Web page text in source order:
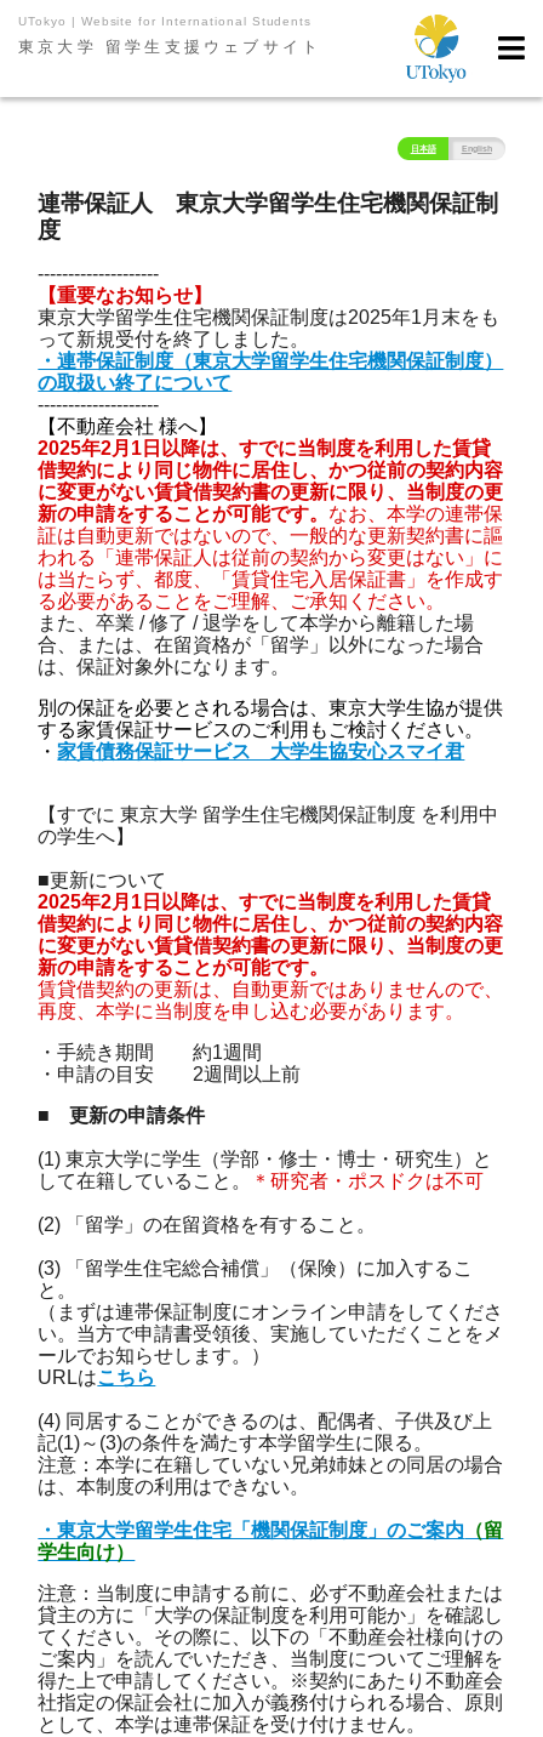
UTokyo | Website for International Students
東京大学 留学生支援ウェブサイト
日本語 English
連帯保証人 東京大学留学生住宅機関保証制
度
--------------------
【重要なお知らせ】
東京大学留学生住宅機関保証制度は2025年1月末をも
って新規受付を終了しました。
・連帯保証制度（東京大学留学生住宅機関保証制度）
の取扱い終了について
--------------------
【不動産会社 様へ】
2025年2月1日以降は、すでに当制度を利用した賃貸
借契約により同じ物件に居住し、かつ従前の契約内容
に変更がない賃貸借契約書の更新に限り、当制度の更
新の申請をすることが可能です。 なお、本学の連帯保
証は自動更新ではないので、一般的な更新契約書に謳
われる「連帯保証人は従前の契約から変更はない」に
は当たらず、都度、「賃貸住宅入居保証書」を作成す
る必要があることをご理解、ご承知ください。
また、卒業 / 修了 / 退学をして本学から離籍した場
合、または、在留資格が「留学」以外になった場合
は、保証対象外になります。
別の保証を必要とされる場合は、東京大学生協が提供
する家賃保証サービスのご利用もご検討ください。
・家賃債務保証サービス 大学生協安心スマイ君
【すでに 東京大学 留学生住宅機関保証制度 を利用中
の学生へ】
■更新について
2025年2月1日以降は、すでに当制度を利用した賃貸
借契約により同じ物件に居住し、かつ従前の契約内容
に変更がない賃貸借契約書の更新に限り、当制度の更
新の申請をすることが可能です。
賃貸借契約の更新は、自動更新ではありませんので、
再度、本学に当制度を申し込む必要があります。
・手続き期間 約1週間
・申請の目安 2週間以上前
■ 更新の申請条件
(1) 東京大学に学生（学部・修士・博士・研究生）と
して在籍していること。
＊研究者・ポスドクは不可
(2) 「留学」の在留資格を有すること。
(3) 「留学生住宅総合補償」（保険）に加入するこ
と。
（まずは連帯保証制度にオンライン申請をしてくださ
い。当方で申請書受領後、実施していただくことをメ
ールでお知らせします。）
URLはこちら
(4) 同居することができるのは、配偶者、子供及び上
記(1)～(3)の条件を満たす本学留学生に限る。
注意：本学に在籍していない兄弟姉妹との同居の場合
は、本制度の利用はできない。
・東京大学留学生住宅「機関保証制度」のご案内 （留
学生向け）
注意：当制度に申請する前に、必ず不動産会社または
貸主の方に「大学の保証制度を利用可能か」を確認し
てください。その際に、以下の「不動産会社様向けの
ご案内」を読んでいただき、当制度についてご理解を
得た上で申請してください。※契約にあたり不動産会
社指定の保証会社に加入が義務付けられる場合、原則
として、本学は連帯保証を受け付けません。